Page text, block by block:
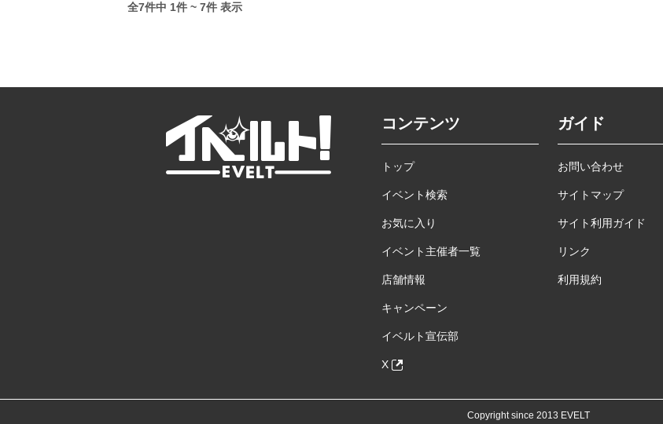
全7件中 1件 ~ 7件 表示
コンテンツ
トップ
イベント検索
お気に入り
イベント主催者一覧
店舗情報
キャンペーン
イベルト宣伝部
X
ガイド
お問い合わせ
サイトマップ
サイト利用ガイド
リンク
利用規約
Copyright since 2013 EVELT